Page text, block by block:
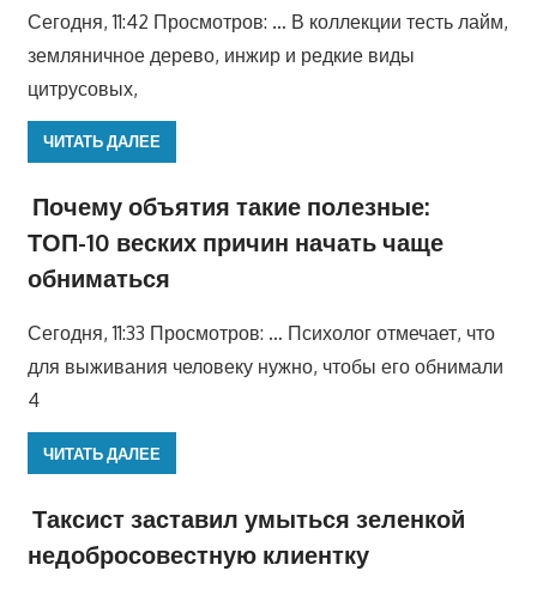
Сегодня, 11:42 Просмотров: … В коллекции тесть лайм,
земляничное дерево, инжир и редкие виды
цитрусовых,
ЧИТАТЬ ДАЛЕЕ
Почему объятия такие полезные:
ТОП-10 веских причин начать чаще
обниматься
Сегодня, 11:33 Просмотров: … Психолог отмечает, что
для выживания человеку нужно, чтобы его обнимали
4
ЧИТАТЬ ДАЛЕЕ
Таксист заставил умыться зеленкой
недобросовестную клиентку